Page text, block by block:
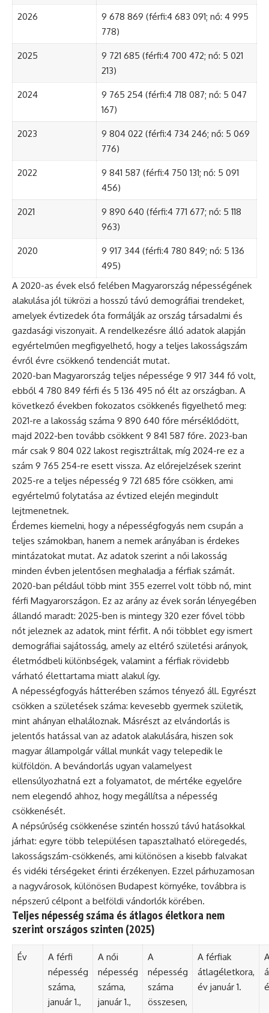
2026
9 678 869 (férfi:4 683 091; nő: 4 995
778)
2025
9 721 685 (férfi:4 700 472; nő: 5 021
213)
2024
9 765 254 (férfi:4 718 087; nő: 5 047
167)
2023
9 804 022 (férfi:4 734 246; nő: 5 069
776)
2022
9 841 587 (férfi:4 750 131; nő: 5 091
456)
2021
9 890 640 (férfi:4 771 677; nő: 5 118
963)
2020
9 917 344 (férfi:4 780 849; nő: 5 136
495)
A 2020-as évek első felében Magyarország népességének
alakulása jól tükrözi a hosszú távú demográfiai trendeket,
amelyek évtizedek óta formálják az ország társadalmi és
gazdasági viszonyait. A rendelkezésre álló adatok alapján
egyértelműen megfigyelhető, hogy a teljes lakosságszám
évről évre csökkenő tendenciát mutat.
2020-ban Magyarország teljes népessége 9 917 344 fő volt,
ebből 4 780 849 férfi és 5 136 495 nő élt az országban. A
következő években fokozatos csökkenés figyelhető meg:
2021-re a lakosság száma 9 890 640 főre mérséklődött,
majd 2022-ben tovább csökkent 9 841 587 főre. 2023-ban
már csak 9 804 022 lakost regisztráltak, míg 2024-re ez a
szám 9 765 254-re esett vissza. Az előrejelzések szerint
2025-re a teljes népesség 9 721 685 főre csökken, ami
egyértelmű folytatása az évtized elején megindult
lejtmenetnek.
Érdemes kiemelni, hogy a népességfogyás nem csupán a
teljes számokban, hanem a nemek arányában is érdekes
mintázatokat mutat. Az adatok szerint a női lakosság
minden évben jelentősen meghaladja a férfiak számát.
2020-ban például több mint 355 ezerrel volt több nő, mint
férfi Magyarországon. Ez az arány az évek során lényegében
állandó maradt: 2025-ben is mintegy 320 ezer fővel több
nőt jeleznek az adatok, mint férfit. A női többlet egy ismert
demográfiai sajátosság, amely az eltérő születési arányok,
életmódbeli különbségek, valamint a férfiak rövidebb
várható élettartama miatt alakul így.
A népességfogyás hátterében számos tényező áll. Egyrészt
csökken a születések száma: kevesebb gyermek születik,
mint ahányan elhaláloznak. Másrészt az elvándorlás is
jelentős hatással van az adatok alakulására, hiszen sok
magyar állampolgár vállal munkát vagy telepedik le
külföldön. A bevándorlás ugyan valamelyest
ellensúlyozhatná ezt a folyamatot, de mértéke egyelőre
nem elegendő ahhoz, hogy megállítsa a népesség
csökkenését.
A népsűrűség csökkenése szintén hosszú távú hatásokkal
járhat: egyre több településen tapasztalható elöregedés,
lakosságszám-csökkenés, ami különösen a kisebb falvakat
és vidéki térségeket érinti érzékenyen. Ezzel párhuzamosan
a nagyvárosok, különösen Budapest környéke, továbbra is
népszerű célpont a belföldi vándorlók körében.
Teljes népesség száma és átlagos életkora nem
szerint országos szinten (2025)
Év
A férfi
népesség
száma,
január 1.,
A női
népesség
száma,
január 1.,
A
népesség
száma
összesen,
A férfiak
átlagéletkora,
év január 1.